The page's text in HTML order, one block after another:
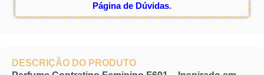
Página de Dúvidas.
DESCRIÇÃO DO PRODUTO